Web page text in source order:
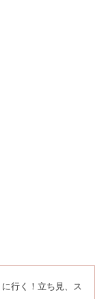
行く！立ち見、ス